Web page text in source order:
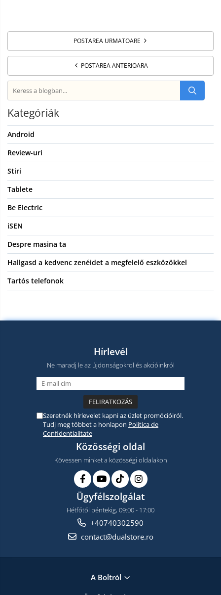
POSTAREA URMATOARE
POSTAREA ANTERIOARA
Kategóriák
Android
Review-uri
Stiri
Tablete
Be Electric
iSEN
Despre masina ta
Hallgasd a kedvenc zenéidet a megfelelő eszközökkel
Tartós telefonok
Hírlevél
Ne maradj le az újdonságokrol és akcióinkról
Szeretnék hírlevelet kapni az üzlet promócióiról.
Tudj meg többet a honlapon Politica de
Confidentialitate
Közösségi oldal
Kövessen minket a közösségi oldalakon
Ügyfélszolgálat
Hétfőtől péntekig, 09:00 - 17:00
+40740302590
contact@dualstore.ro
A Boltról